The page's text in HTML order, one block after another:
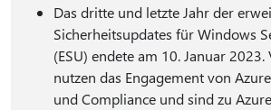
Das dritte und letzte Jahr der
Sicherheitsupdates für Windows
(ESU) endete am 10. Januar 2023.
nutzen das Engagement von
und Compliance und sind zu